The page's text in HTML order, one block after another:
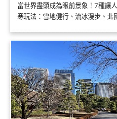
當世界盡頭成為眼前景象！7種讓
寒玩法：雪地健行、流冰漫步、北